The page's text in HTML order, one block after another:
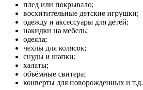
плед или покрывало;
восхитительные детские игрушки;
одежду и аксессуары для детей;
накидки на мебель;
одеяла;
чехлы для колясок;
снуды и шапки;
халаты;
объёмные свитера;
конверты для новорожденных и т.д.